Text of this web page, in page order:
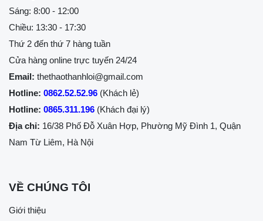
Sáng: 8:00 - 12:00
Chiều: 13:30 - 17:30
Thứ 2 đến thứ 7 hàng tuần
Cửa hàng online trực tuyến 24/24
Email: thethaothanhloi@gmail.com
Hotline: 0862.52.52.96 (Khách lẻ)
Hotline: 0865.311.196 (Khách đại lý)
Địa chỉ: 16/38 Phố Đỗ Xuân Hợp, Phường Mỹ Đình 1, Quận
Nam Từ Liêm, Hà Nội
VỀ CHÚNG TÔI
Giới thiệu